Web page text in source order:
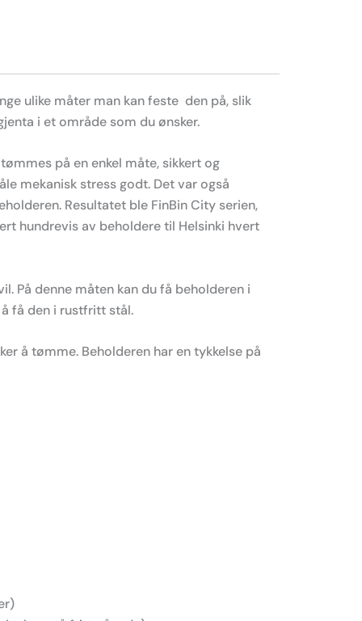
ulike måter man kan feste den på, slik
i et område som du ønsker.
på en enkel måte, sikkert og
mekanisk stress godt. Det var også
Resultatet ble FinBin City serien,
hundrevis av beholdere til Helsinki hvert
På denne måten kan du få beholderen i
få den i rustfritt stål.
å tømme. Beholderen har en tykkelse på